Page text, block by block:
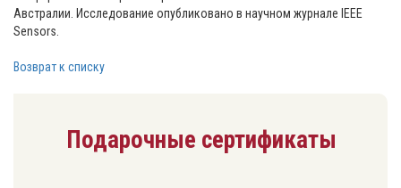
Австралии. Исследование опубликовано в научном журнале IEEE
Sensors.
Возврат к списку
Подарочные сертификаты